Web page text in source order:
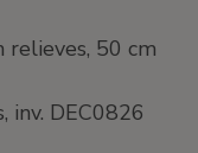
relieves, 50 cm
inv. DEC0826